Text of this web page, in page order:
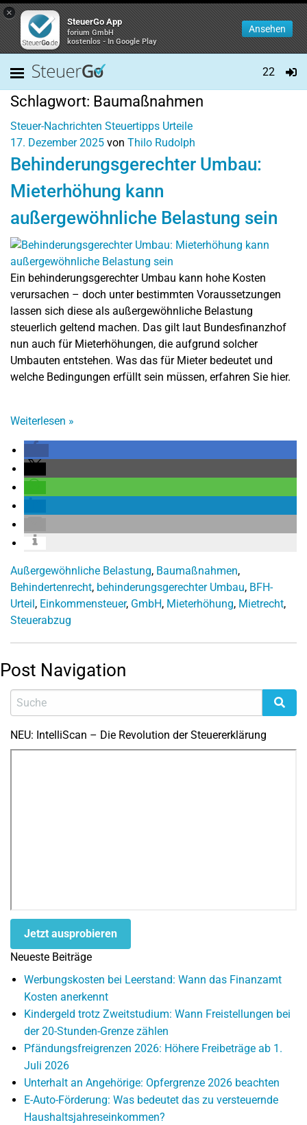
×
SteuerGo App
forium GmbH
kostenlos - In Google Play
Ansehen
22
Schlagwort: Baumaßnahmen
Steuer-Nachrichten Steuertipps Urteile
17. Dezember 2025 von Thilo Rudolph
Behinderungsgerechter Umbau:
Mieterhöhung kann
außergewöhnliche Belastung sein
Ein behinderungsgerechter Umbau kann hohe Kosten
verursachen – doch unter bestimmten Voraussetzungen
lassen sich diese als außergewöhnliche Belastung
steuerlich geltend machen. Das gilt laut Bundesfinanzhof
nun auch für Mieterhöhungen, die aufgrund solcher
Umbauten entstehen. Was das für Mieter bedeutet und
welche Bedingungen erfüllt sein müssen, erfahren Sie hier.
Weiterlesen »
Außergewöhnliche Belastung, Baumaßnahmen,
Behindertenrecht, behinderungsgerechter Umbau, BFH-
Urteil, Einkommensteuer, GmbH, Mieterhöhung, Mietrecht,
Steuerabzug
Post Navigation
NEU: IntelliScan – Die Revolution der Steuererklärung
Jetzt ausprobieren
Neueste Beiträge
Werbungskosten bei Leerstand: Wann das Finanzamt
Kosten anerkennt
Kindergeld trotz Zweitstudium: Wann Freistellungen bei
der 20-Stunden-Grenze zählen
Pfändungsfreigrenzen 2026: Höhere Freibeträge ab 1.
Juli 2026
Unterhalt an Angehörige: Opfergrenze 2026 beachten
E-Auto-Förderung: Was bedeutet das zu versteuernde
Haushaltsjahreseinkommen?